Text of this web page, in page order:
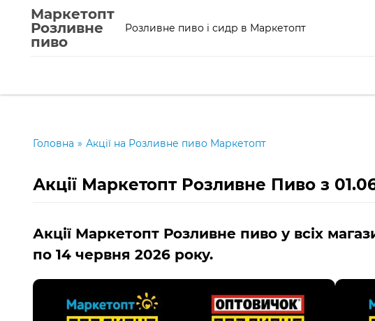
Маркетопт
Розливне
пиво
Розливне пиво і сидр в Маркетопт
Головна » Акції на Розливне пиво Маркетопт
Акції Маркетопт Розливне Пиво з
Акції Маркетопт Розливне пиво у всіх
по 14 червня 2026 року.